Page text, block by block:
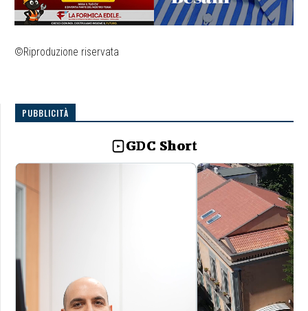
©Riproduzione riservata
PUBBLICITÀ
GDC Short